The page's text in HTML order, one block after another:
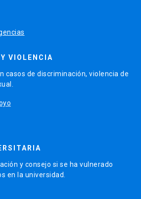
VIOLENCIA
casos de discriminación, violencia de
y consejo si se ha vulnerado
en la universidad.